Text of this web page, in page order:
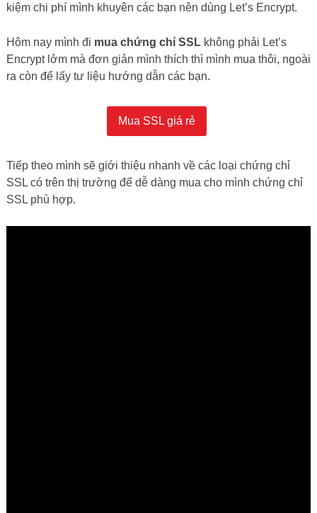
kiệm chi phí mình khuyên các bạn nên dùng Let’s Encrypt.
Hôm nay mình đi mua chứng chỉ SSLkhông phải Let’s
Encrypt lởm mà đơn giản mình thích thì mình mua thôi, ngoài
ra còn để lấy tư liệu hướng dẫn các bạn.
Mua SSL giá rẻ
Tiếp theo mình sẽ giới thiệu nhanh về các loại chứng chỉ
SSL có trên thị trường để dễ dàng mua cho mình chứng chỉ
SSL phù hợp.